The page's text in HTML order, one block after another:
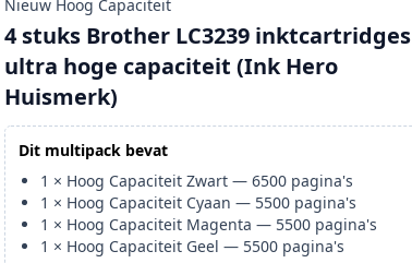
Nieuw Hoog Capaciteit
4 stuks Brother LC3239 inktcartridges
ultra hoge capaciteit (Ink Hero
Huismerk)
Dit multipack bevat
1 × Hoog Capaciteit Zwart —6500 pagina's
1 × Hoog Capaciteit Cyaan — 5500 pagina's
1 × Hoog Capaciteit Magenta — 5500 pagina's
1 × Hoog Capaciteit Geel — 5500 pagina's